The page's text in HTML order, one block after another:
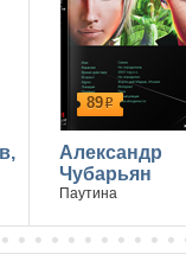
89р
Александр
Чубарьян
Паутина